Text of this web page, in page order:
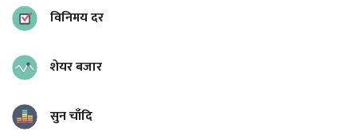
विनिमय दर
शेयर बजार
सुन चाँदि